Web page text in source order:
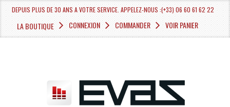
DEPUIS PLUS DE 30 ANS A VOTRE SERVICE. APPELEZ-NOUS :(+33) 06 60 61 62 22
LA BOUTIQUE CONNEXION COMMANDER VOIR PANIER